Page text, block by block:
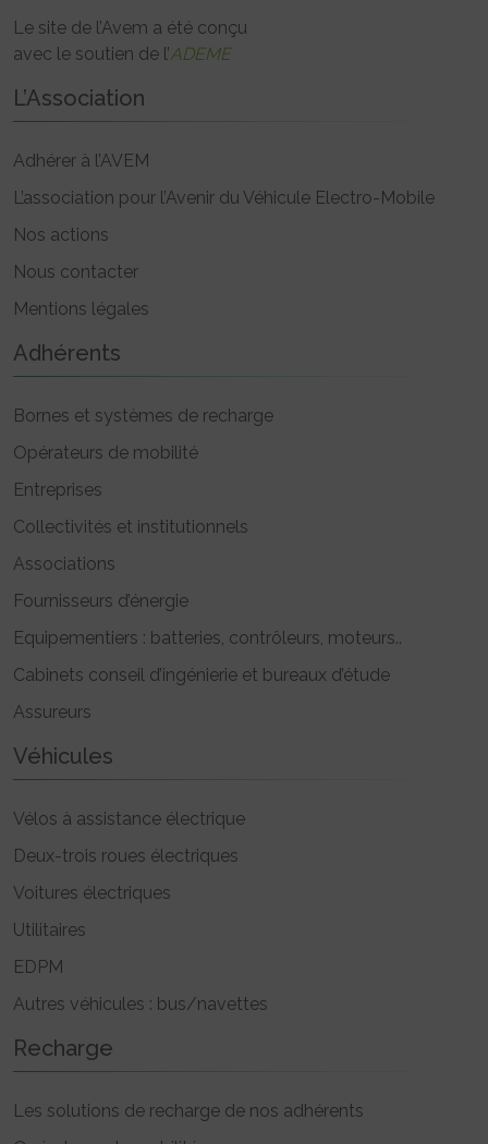
Le site de l’Avem a été conçu
avec le soutien de l’ADEME
L’Association
Adhérer à l’AVEM
L’association pour l’Avenir du Véhicule Electro-Mobile
Nos actions
Nous contacter
Mentions légales
Adhérents
Bornes et systèmes de recharge
Opérateurs de mobilité
Entreprises
Collectivités et institutionnels
Associations
Fournisseurs d’énergie
Equipementiers : batteries, contrôleurs, moteurs..
Cabinets conseil d’ingénierie et bureaux d’étude
Assureurs
Véhicules
Vélos à assistance électrique
Deux-trois roues électriques
Voitures électriques
Utilitaires
EDPM
Autres véhicules : bus/navettes
Recharge
Les solutions de recharge de nos adhérents